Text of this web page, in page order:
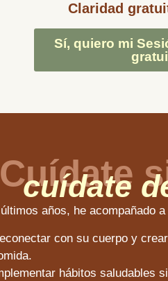
Claridad
Sí, quiero mi
Cuídate
cuídate
años, he acompañado
con su cuerpo y
hábitos saludables